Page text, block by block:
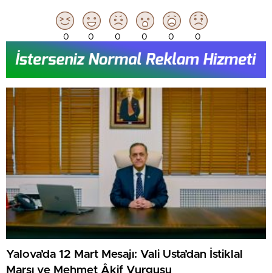
0 0 0 0 0 0
Yalova’da 12 Mart Mesajı: Vali Usta’dan İstiklal
Marşı ve Mehmet Âkif Vurgusu